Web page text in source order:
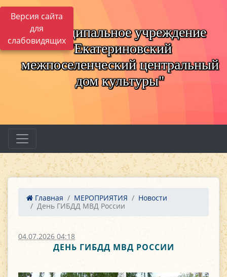
Версия сайта
для
слабовидящих
Муниципальное учреждение
"Екатериновский
межпоселенческий центральный
дом культуры"
Главная МЕРОПРИЯТИЯ
Новости
День ГИБДД МВД России
04.07.2026 04:18
ДЕНЬ ГИБДД МВД РОССИИ